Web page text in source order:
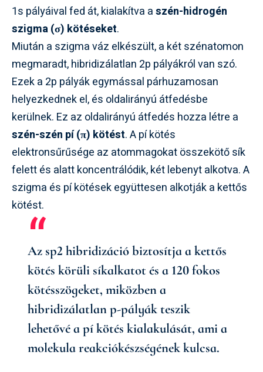
1s pályáival fed át, kialakítva aszén-hidrogén
szigma (σ) kötéseket.
Miután a szigma váz elkészült, a két szénatomon
megmaradt, hibridizálatlan 2p pályákról van szó.
Ezek a 2p pályák egymással párhuzamosan
helyezkednek el, és oldalirányú átfedésbe
kerülnek. Ez az oldalirányú átfedés hozza létre a
szén-szén pí (π) kötést. A pí kötés
elektronsűrűsége az atommagokat összekötő sík
felett és alatt koncentrálódik, két lebenyt alkotva. A
szigma és pí kötések együttesen alkotják a kettős
kötést.
Az sp2 hibridizáció biztosítja a kettős
kötés körüli síkalkatot és a 120 fokos
kötésszögeket, miközben a
hibridizálatlan p-pályák teszik
lehetővé a pí kötés kialakulását, ami a
molekula reakciókészségének kulcsa.